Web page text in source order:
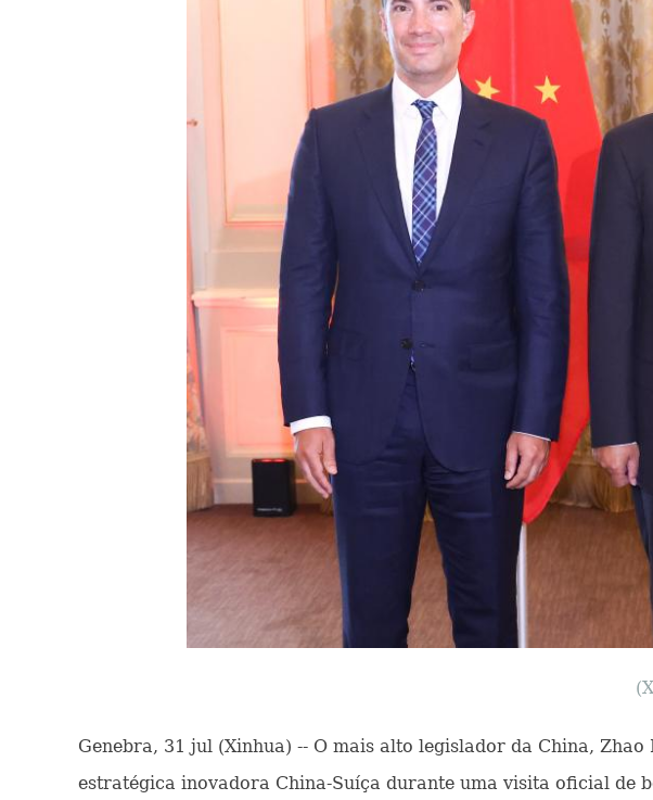
Genebra, 31 jul (Xinhua) -- O mais alto legislador da China,
estratégica inovadora China-Suíça durante uma visita oficial de